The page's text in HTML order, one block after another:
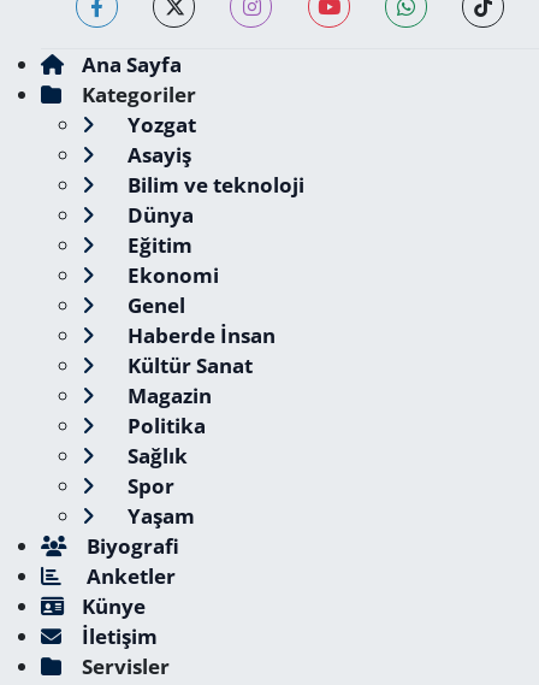
Ana Sayfa
Kategoriler
Yozgat
Asayiş
Bilim ve teknoloji
Dünya
Eğitim
Ekonomi
Genel
Haberde İnsan
Kültür Sanat
Magazin
Politika
Sağlık
Spor
Yaşam
Biyografi
Anketler
Künye
İletişim
Servisler